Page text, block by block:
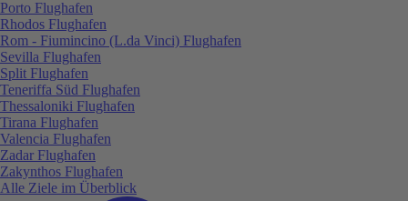
Porto Flughafen
Rhodos Flughafen
Rom - Fiumincino (L.da Vinci) Flughafen
Sevilla Flughafen
Split Flughafen
Teneriffa Süd Flughafen
Thessaloniki Flughafen
Tirana Flughafen
Valencia Flughafen
Zadar Flughafen
Zakynthos Flughafen
Alle Ziele im Überblick